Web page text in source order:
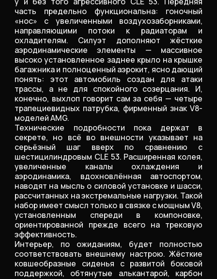
часть предельно функциональна: гоночный
«нос» с увеличенными воздухозаборниками,
направляющими потоки к радиаторам и
охладителям. Силуэт дополняют жёсткие
аэродинамические элементы — массивное
высоко установленное заднее крыло на крышке
багажника и полноценный аэрокит, ясно дающий
понять: этот автомобиль создан для атаки
трассы, а не для спокойного созерцания. И,
конечно, выхлоп говорит сам за себя — четыре
трапециевидных патрубка, фирменный знак V8-
моделей AMG.
Технические подробности пока держат в
секрете, но всё во внешности указывает на
серьёзный шаг вверх по сравнению с
шестицилиндровым CLE 53. Расширенная колея,
увеличенные каналы охлаждения и
аэродинамика, вдохновлённая автоспортом,
наводят на мысль о силовой установке и шасси,
рассчитанных на экстремальные нагрузки. Такой
набор имеет смысл только в связке с мощным V8,
установленным спереди в компоновке,
ориентированной прежде всего на трековую
эффективность.
Интерьер, по ожиданиям, будет полностью
соответствовать внешнему настрою. Жёсткие
ковшеобразные сиденья с развитой боковой
поддержкой, обтянутые алькантарой, карбон